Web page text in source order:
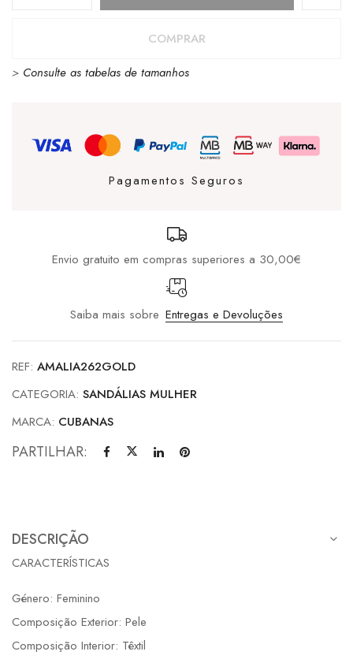
262
COMPRAR
> Consulte as tabelas de tamanhos
Pagamentos Seguros
Envio gratuito em compras superiores a 30,00€
Saiba mais sobre Entregas e Devoluções
REF: AMALIA262GOLD
CATEGORIA: SANDÁLIAS MULHER
MARCA: CUBANAS
PARTILHAR:
DESCRIÇÃO
CARACTERÍSTICAS
Género: Feminino
Composição Exterior: Pele
Composição Interior: Têxtil